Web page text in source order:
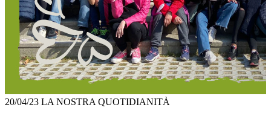
20/04/23 LA NOSTRA QUOTIDIANITÀ